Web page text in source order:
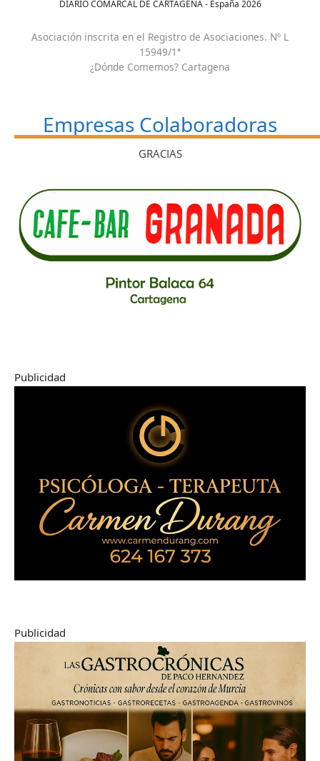
DIARIO COMARCAL DE CARTAGENA - España 2026
Asociación inscrita en el Registro de Asociaciones. Nº L
15949/1ª
¿Dónde Comemos? Cartagena
Empresas Colaboradoras
GRACIAS
Publicidad
Publicidad